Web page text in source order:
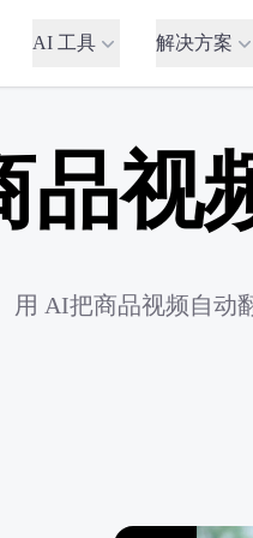
AI 工具 解决方案
品视
用 AI把商品视频自动